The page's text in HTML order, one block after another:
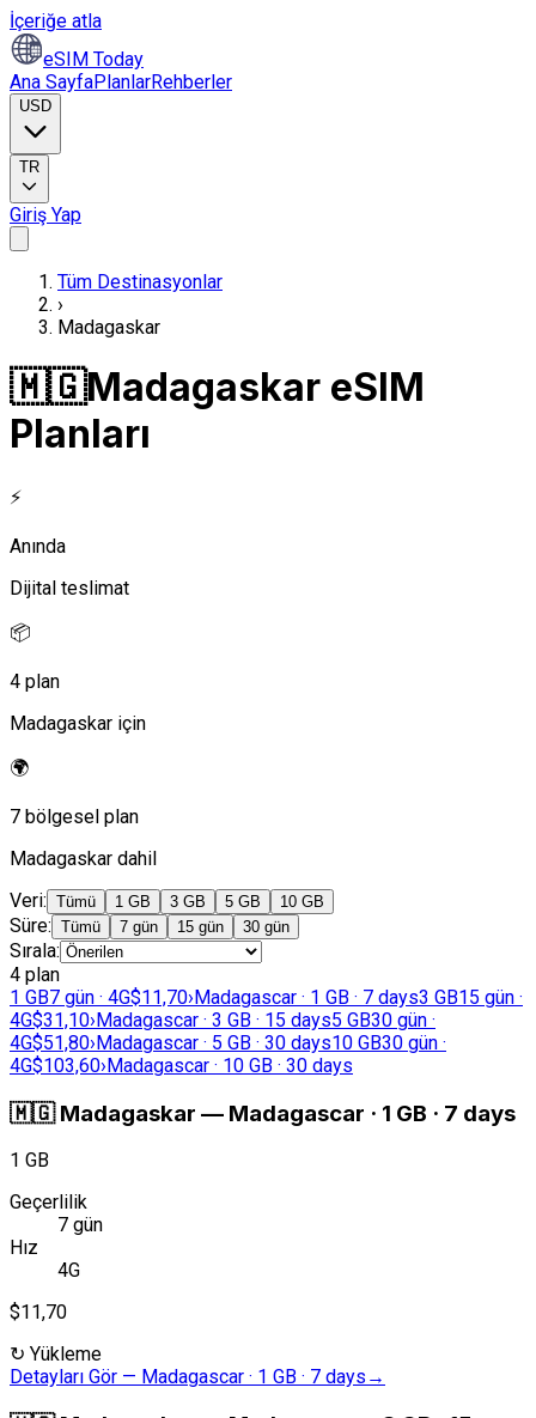
İçeriğe atla
eSIM Today
Ana SayfaPlanlarRehberler
USD
TR
Giriş Yap
Tüm Destinasyonlar
›
Madagaskar
🇲🇬Madagaskar eSIM
Planları
⚡
Anında
Dijital teslimat
📦
4 plan
Madagaskar için
🌍
7 bölgesel plan
Madagaskar dahil
Veri: Tümü 1 GB 3 GB 5 GB 10 GB
Süre: Tümü 7 gün 15 gün 30 gün
Sırala:
4 plan
1 GB7 gün · 4G$11,70›Madagascar · 1 GB · 7 days3 GB15 gün ·
4G$31,10›Madagascar · 3 GB · 15 days5 GB30 gün ·
4G$51,80›Madagascar · 5 GB · 30 days10 GB30 gün ·
4G$103,60›Madagascar · 10 GB · 30 days
🇲🇬 Madagaskar — Madagascar · 1 GB · 7 days
1 GB
Geçerlilik
7 gün
Hız
4G
$11,70
↻ Yükleme
Detayları Gör — Madagascar · 1 GB · 7 days →